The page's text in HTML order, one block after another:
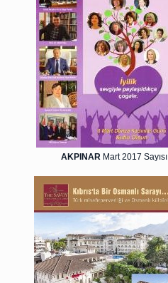
AKPINAR Mart 2017 Sayısı